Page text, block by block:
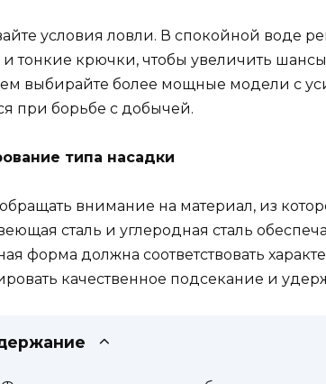
условия ловли. В спокойной воде
и тонкие крючки, чтобы увеличить
выбирайте более мощные модели с
при борьбе с добычей.
типа насадки
внимание на материал, из
сталь и углеродная сталь
форма должна соответствовать
качественное подсекание и